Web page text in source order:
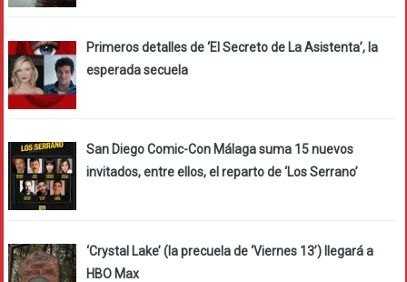
Primeros detalles de ‘El Secreto de La Asistenta’, la
esperada secuela
San Diego Comic-Con Málaga suma 15 nuevos
invitados, entre ellos, el reparto de ‘Los Serrano’
‘Crystal Lake’ (la precuela de ‘Viernes 13’) llegará a
HBO Max